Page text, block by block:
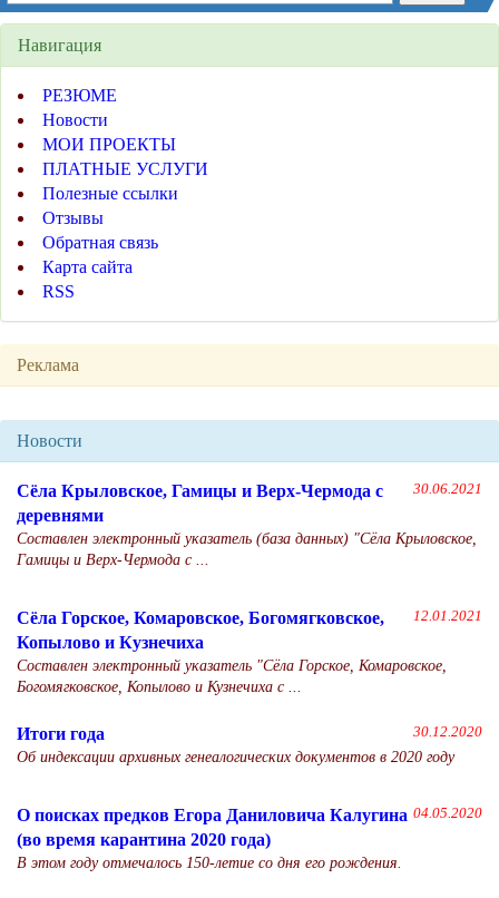
Навигация
РЕЗЮМЕ
Новости
МОИ ПРОЕКТЫ
ПЛАТНЫЕ УСЛУГИ
Полезные ссылки
Отзывы
Обратная связь
Карта сайта
RSS
Реклама
Новости
30.06.2021
Сёла Крыловское, Гамицы и Верх-Чермода с
деревнями
Составлен электронный указатель (база данных) "Сёла Крыловское,
Гамицы и Верх-Чермода с ...
12.01.2021
Сёла Горское, Комаровское, Богомягковское,
Копылово и Кузнечиха
Составлен электронный указатель "Сёла Горское, Комаровское,
Богомягковское, Копылово и Кузнечиха с ...
30.12.2020
Итоги года
Об индексации архивных генеалогических документов в 2020 году
04.05.2020
О поисках предков Егора Даниловича Калугина
(во время карантина 2020 года)
В этом году отмечалось 150-летие со дня его рождения.